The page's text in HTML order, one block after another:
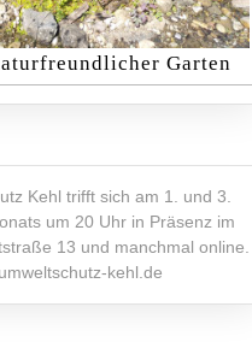
Garten
Kehl trifft sich am 1. und 3.
um 20 Uhr in Präsenz im
13 und manchmal online.
kehl.de